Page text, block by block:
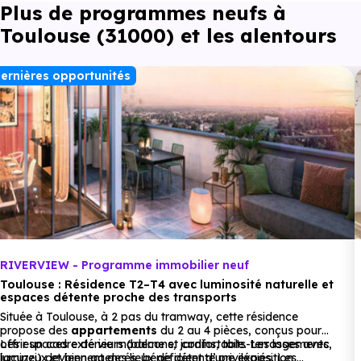
Collège :
Collège Sainte-Marie des Ursulines
à 441 m, soit 1
min en voiture ou à 372 m, soit 4 min à pied
Lycée :
Section d'enseignement général et
technologique du Lp Gabriel Péri à 1.2 km, soit 4
min en voiture ou à 750 m, soit 9 min à pied.
Supérieur :
Ecole technique privée Grand sud formation
tourisme à 1.4 km, soit 4 min en voiture ou à 538
m, soit 6 min à pied
Commerces :
Plus de programmes neufs à
Toulouse (31000) et les alentours
opportunités
RIVERVIEW - Programme immobilier neuf
Toulouse : Résidence T2–T4 avec luminosité naturelle et
espaces détente proche des transports
Située à Toulouse, à 2 pas du tramway, cette résidence
propose des appartements du 2 au 4 pièces, conçus pour
offrir un cadre de vie moderne et confortable. Les logements,
lumineux et bien agencés, bénéficient d’une exposition
Les espaces extérieurs (balcons, jardins, toits-terrasses avec
jacuzzi) deviennent des lieux de détente privilégiés. Les